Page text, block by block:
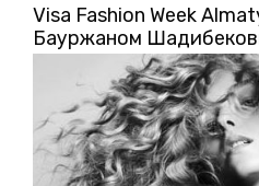
Visa Fashion Week
Бауржаном